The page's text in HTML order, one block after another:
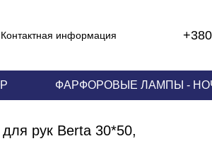
Контактная информация
ФАРФОРОВЫЕ ЛАМПЫ -
рук Berta 30*50,